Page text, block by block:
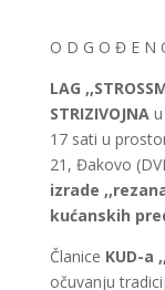
O D G O Đ E N
LAG
STRIZIVOJNAu
17 sati u
21, Đakovo
izrade
kućanskih
Članice KUD-a
očuvanju